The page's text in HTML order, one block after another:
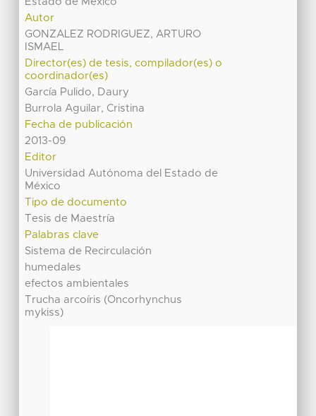
Autor
GONZALEZ RODRIGUEZ, ARTURO
ISMAEL
Director(es) de tesis, compilador(es) o
coordinador(es)
García Pulido, Daury
Burrola Aguilar, Cristina
Fecha de publicación
2013-09
Editor
Universidad Autónoma del Estado de
México
Tipo de documento
Tesis de Maestría
Palabras clave
Sistema de Recirculación
humedales
efectos ambientales
Trucha arcoíris (Oncorhynchus
mykiss)